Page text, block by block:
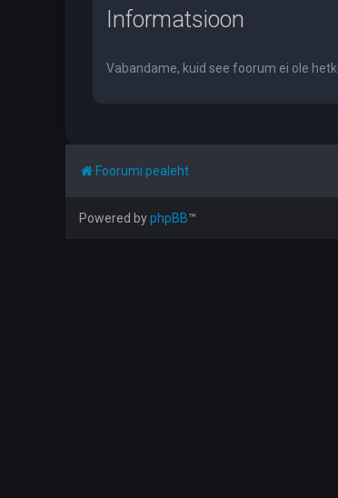
Informatsioon
Vabandame, kuid see foorum ei ole
Foorumi pealeht
Powered byphpBB™